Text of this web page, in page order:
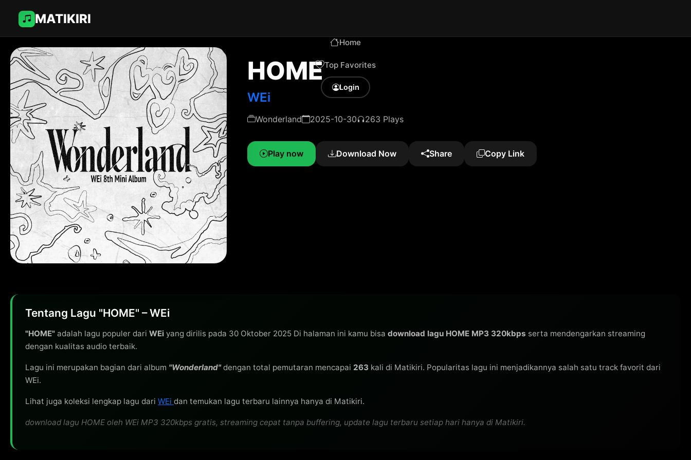
MATIKIRI
Home
Top Favorites
Login
HOME
WEi
Wonderland 2025-10-30 263 Plays
Play now Download Now Share Copy Link
Tentang Lagu "HOME" – WEi
"HOME" adalah lagu populer dari WEi yang dirilis pada 30 Oktober 2025 Di halaman ini kamu bisa download lagu HOME MP3 320kbps serta mendengarkan streaming
dengan kualitas audio terbaik.
Lagu ini merupakan bagian dari album "Wonderland"dengan total pemutaran mencapai 263 kali di Matikiri. Popularitas lagu ini menjadikannya salah satu track favorit dari
WEi.
Lihat juga koleksi lengkap lagu dari WEi dan temukan lagu terbaru lainnya hanya di Matikiri.
download lagu HOME oleh WEi MP3 320kbps gratis, streaming cepat tanpa buffering, update lagu terbaru setiap hari hanya di Matikiri.